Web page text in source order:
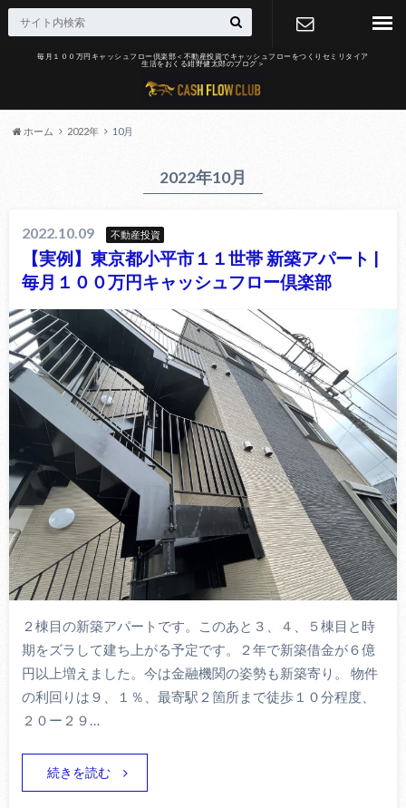
毎月１００万円キャッシュフロー倶楽部＜不動産投資でキャッシュフローをつくりセミリタイア
生活をおくる紺野健太郎のブログ＞
ホーム 2022年 10月
2022年10月
2022.10.09 不動産投資
【実例】東京都小平市１１世帯 新築アパート |
毎月１００万円キャッシュフロー倶楽部
２棟目の新築アパートです。このあと３、４、５棟目と時
期をズラして建ち上がる予定です。２年で新築借金が６億
円以上増えました。今は金融機関の姿勢も新築寄り。 物件
の利回りは９、１％、最寄駅２箇所まで徒歩１０分程度、
２０ー２９…
続きを読む